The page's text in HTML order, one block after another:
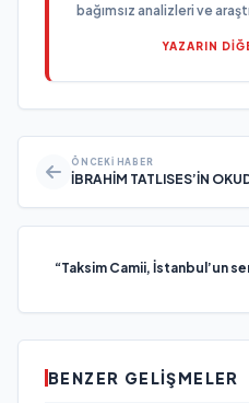
bağımsız analizleri ve
YAZARIN
ÖNCEKI HABER
İBRAHİM TATLISES’İN
“Taksim Camii, İstanbul’un
BENZER GELIŞMELER